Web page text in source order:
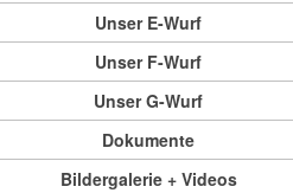
Unser E-Wurf
Unser F-Wurf
Unser G-Wurf
Dokumente
Bildergalerie + Videos